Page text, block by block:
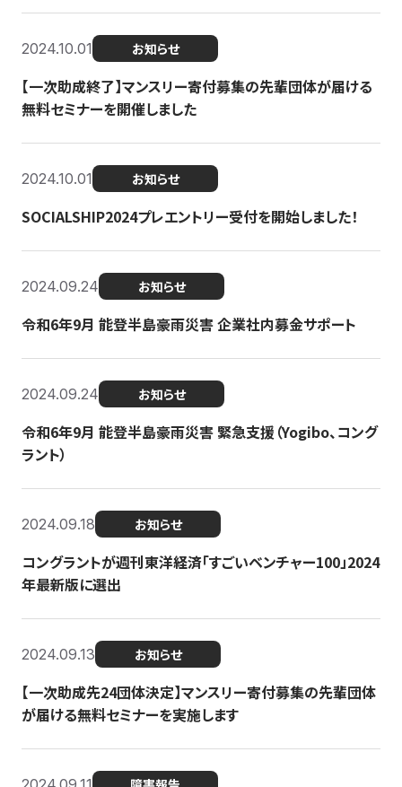
2024.10.01 お知らせ
【一次助成終了】マンスリー寄付募集の先輩団体が届ける
無料セミナーを開催しました
2024.10.01 お知らせ
SOCIALSHIP2024プレエントリー受付を開始しました！
2024.09.24 お知らせ
令和6年9月 能登半島豪雨災害 企業社内募金サポート
2024.09.24 お知らせ
令和6年9月 能登半島豪雨災害 緊急支援（Yogibo、コング
ラント）
2024.09.18 お知らせ
コングラントが週刊東洋経済「すごいベンチャー100」2024
年最新版に選出
2024.09.13 お知らせ
【一次助成先24団体決定】マンスリー寄付募集の先輩団体
が届ける無料セミナーを実施します